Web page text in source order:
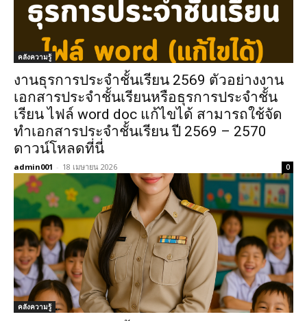
คลังความรู้
งานธุรการประจำชั้นเรียน 2569 ตัวอย่างงาน
เอกสารประจำชั้นเรียนหรือธุรการประจำชั้น
เรียน ไฟล์ word doc แก้ไขได้ สามารถใช้จัด
ทำเอกสารประจำชั้นเรียน ปี 2569 – 2570
ดาวน์โหลดที่นี่
admin001 - 18 เมษายน 2026 0
คลังความรู้